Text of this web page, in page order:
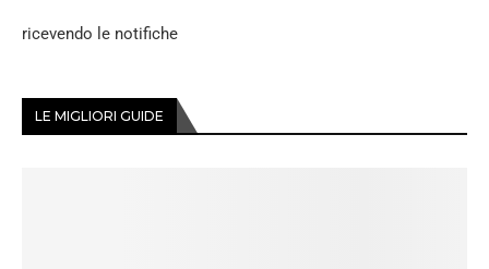
ricevendo le notifiche
LE MIGLIORI GUIDE